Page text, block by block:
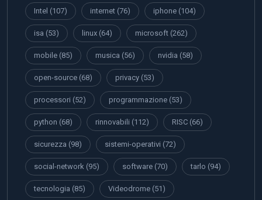
Intel (107) internet (76) iphone (104)
isa (53) linux (64) microsoft (262)
mobile (85) musica (56) nvidia (58)
open-source (68) privacy (53)
processori (52) programmazione (53)
python (68) rinnovabili (112) RISC (66)
sicurezza (98) sistemi-operativi (72)
social-network (95) software (70) tarlo (94)
tecnologia (85) Videodrome (51)